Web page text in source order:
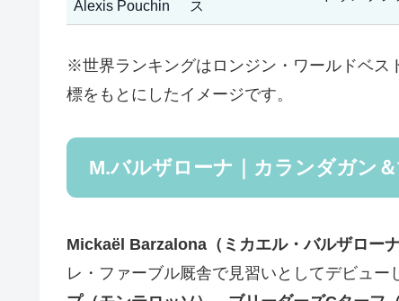
Alexis Pouchin
ス
※世界ランキングはロンジン・ワールドベス
標をもとにしたイメージです。
M.バルザローナ｜カランダガン
Mickaël Barzalona（ミカエル・バルザローナ
レ・ファーブル厩舎で見習いとしてデビュー